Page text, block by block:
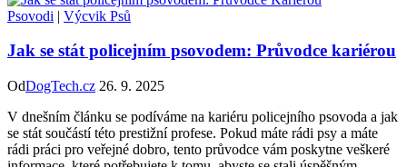
Psovodi | Výcvik Psů
Jak se stát policejním psovodem: Průvodce kariérou
OdDogTech.cz 26. 9. 2025
V dnešním článku se podíváme na kariéru policejního psovoda a jak
se stát součástí této prestižní profese. Pokud máte rádi psy a máte
rádi práci pro veřejné dobro, tento průvodce vám poskytne veškeré